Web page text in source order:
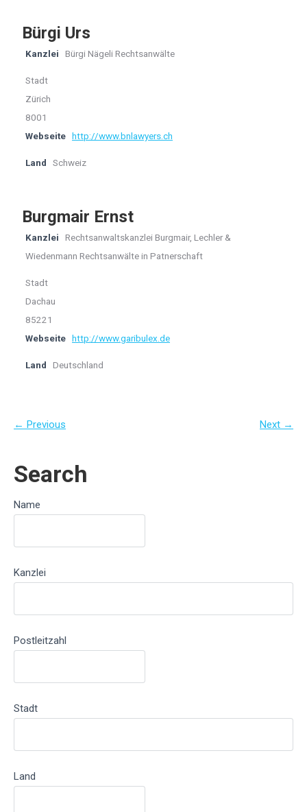
Bürgi Urs
Kanzlei Bürgi Nägeli Rechtsanwälte
Stadt
Zürich
8001
Webseite http://www.bnlawyers.ch
Land Schweiz
Burgmair Ernst
Kanzlei
Rechtsanwaltskanzlei Burgmair, Lechler &
Wiedenmann Rechtsanwälte in Patnerschaft
Stadt
Dachau
85221
Webseite http://www.garibulex.de
Land Deutschland
← Previous Next →
Search
Name
Kanzlei
Postleitzahl
Stadt
Land